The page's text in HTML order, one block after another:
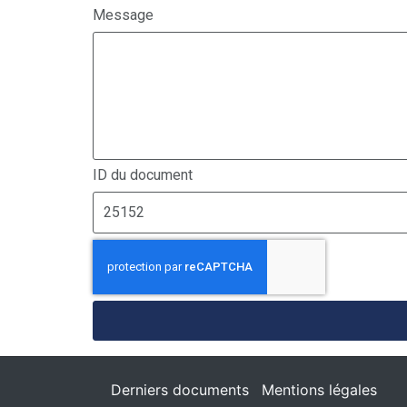
Message
ID du document
Derniers documents Mentions légales